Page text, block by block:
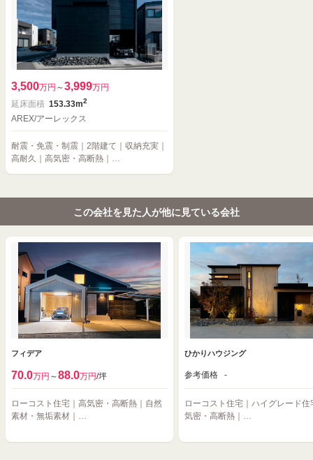
3,500万円 ～3,999万円
延床面積 153.33m2
AREX/アーレックス
耐震・免震・制震｜2階建て｜収納充実｜
高耐久｜高気密・高断熱｜…
この会社を見た人が他に見ている会社
フィデア
70.0万円 ～88.0万円/坪
ローコスト住宅｜高気密・高断熱｜自然
素材・無垢素材｜…
ひかりハウジング
参考価格 -
ローコスト住宅｜ハイグレード住
気密・高断熱｜…